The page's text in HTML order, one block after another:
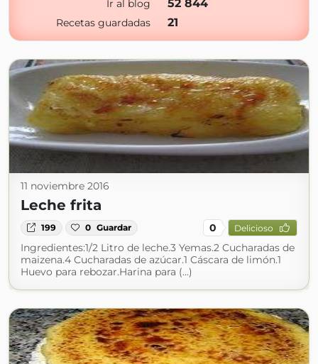
Ir al blog 52 844
Recetas guardadas 21
11 noviembre 2016
Leche frita
199 0 Guardar 0 Delicioso
Ingredientes:1/2 Litro de leche.3 Yemas.2 Cucharadas de
maizena.4 Cucharadas de azúcar.1 Cáscara de limón.1
Huevo para rebozar.Harina para (...)